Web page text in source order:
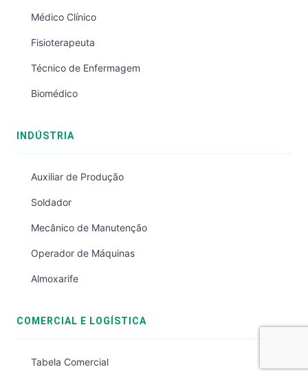
Médico Clínico
Fisioterapeuta
Técnico de Enfermagem
Biomédico
INDÚSTRIA
Auxiliar de Produção
Soldador
Mecânico de Manutenção
Operador de Máquinas
Almoxarife
COMERCIAL E LOGÍSTICA
Tabela Comercial